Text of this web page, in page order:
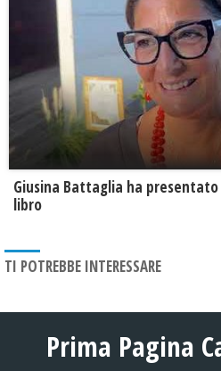
Giusina Battaglia ha
libro
TI POTREBBE INTERESSARE
Prima Pagina